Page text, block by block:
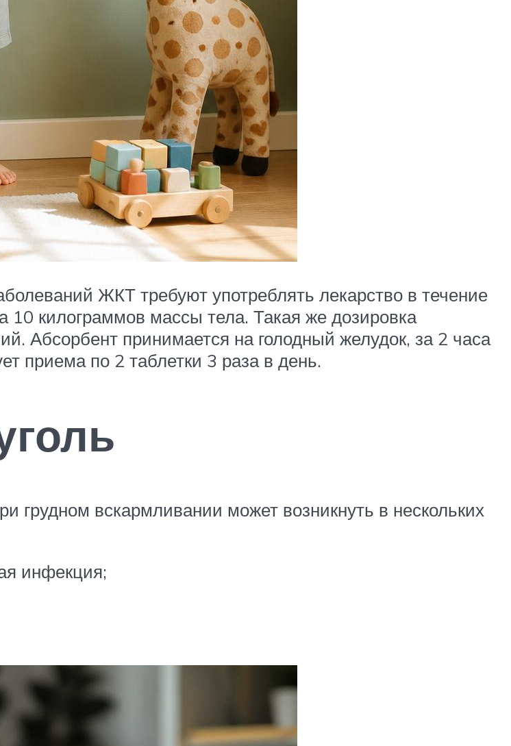
ЖКТ требуют употреблять лекарство в течение
10 килограммов массы тела. Такая же дозировка
Абсорбент принимается на голодный желудок, за 2 часа
приема по 2 таблетки 3 раза в день.
грудном вскармливании может возникнуть в нескольких
инфекция;